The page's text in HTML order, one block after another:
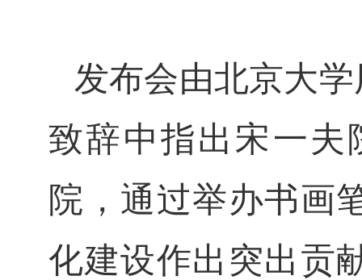
发布会由北京大
致辞中指出宋一夫
院，通过举办书画
化建设作出突出贡